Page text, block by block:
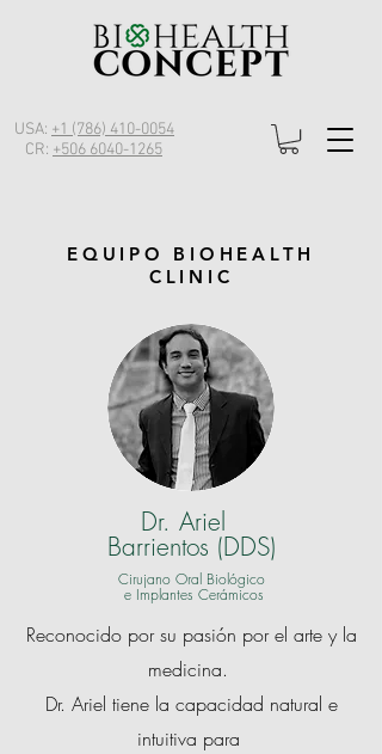
USA: +1 (786) 410-0054
CR: +506 6040-1265
EQUIPO BIOHEALTH
CLINIC
Dr. Ariel
Barrientos (DDS)
Cirujano Oral Biológico
e Implantes Cerámicos
Reconocido por su pasión por el arte y la
medicina.
Dr. Ariel tiene la capacidad natural e
intuitiva para